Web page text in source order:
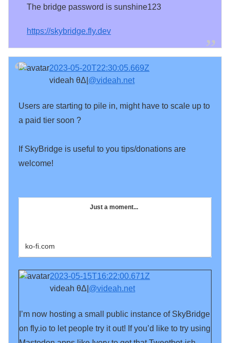
The bridge password is sunshine123
https://skybridge.fly.dev
2023-05-20T22:30:05.669Z
videah θΔ| @videah.net
Users are starting to pile in, might have to scale up to
a paid tier soon ?
If SkyBridge is useful to you tips/donations are
welcome!
Just a moment...
ko-fi.com
2023-05-15T16:22:00.671Z
videah θΔ| @videah.net
I’m now hosting a small public instance of SkyBridge
on fly.io to let people try it out! If you’d like to try using